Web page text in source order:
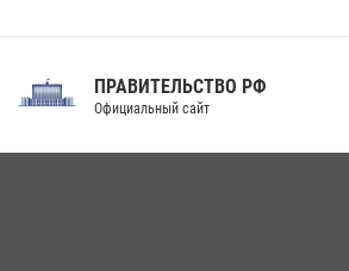
Праздник «Один день с Росгвардией» к 105-
ПРАВИТЕЛЬСТВО РФ
Официальный сайт